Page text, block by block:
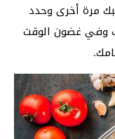
مرة أخرى وحدد
وفي غضون الوقت